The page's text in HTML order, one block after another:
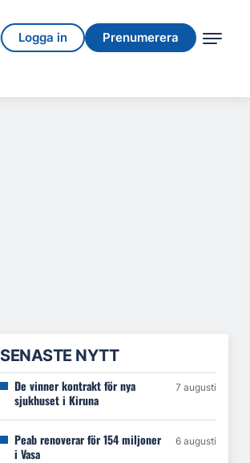
Logga in Prenumerera
Logga in Prenumerera
SENASTE NYTT
De vinner kontrakt för nya
sjukhuset i Kiruna
7 augusti
Peab renoverar för 154 miljoner
i Vasa
6 augusti